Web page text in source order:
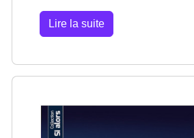
Lire la suite